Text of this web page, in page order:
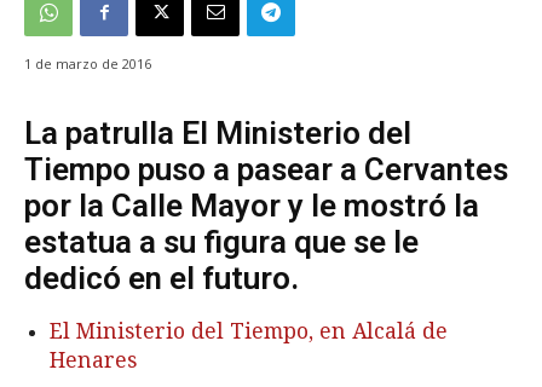
1 de marzo de 2016
La patrulla El Ministerio del
Tiempo puso a pasear a Cervantes
por la Calle Mayor y le mostró la
estatua a su figura que se le
dedicó en el futuro.
El Ministerio del Tiempo, en Alcalá de
Henares